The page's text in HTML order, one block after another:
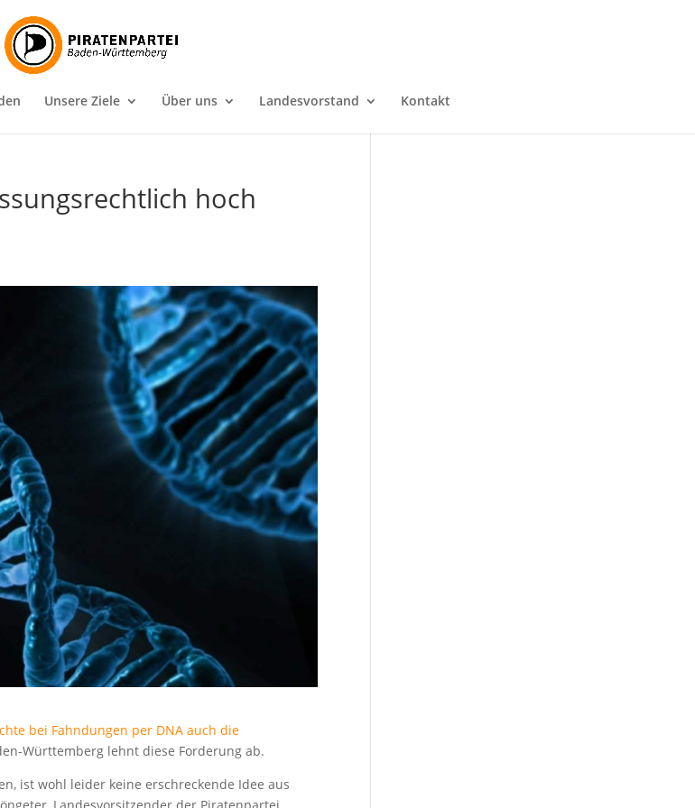
Unsere Ziele Über uns Landesvorstand Kontakt
hoch
bei Fahndungen per DNA auch die
Württemberg lehnt diese Forderung ab.
ist wohl leider keine erschreckende Idee aus